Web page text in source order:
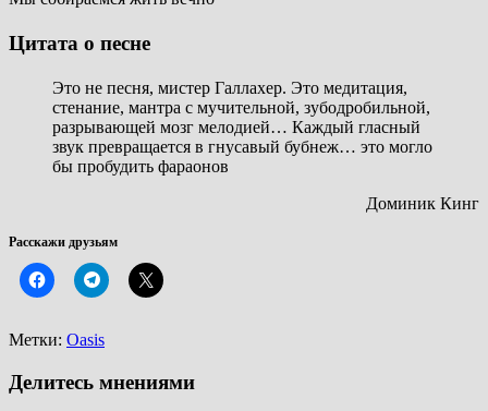
Цитата о песне
Это не песня, мистер Галлахер. Это медитация,
стенание, мантра с мучительной, зубодробильной,
разрывающей мозг мелодией… Каждый гласный
звук превращается в гнусавый бубнеж… это могло
бы пробудить фараонов
Доминик Кинг
Расскажи друзьям
Метки: Oasis
Делитесь мнениями